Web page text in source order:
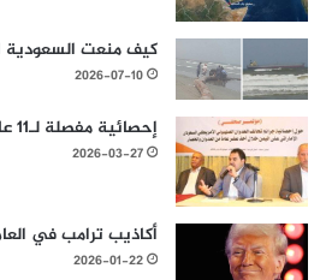
كيف منعت السعودية
2026-07-10
إحصائية مفصلة لـ11 عاماً من العدوان على اليمن
2026-03-27
أكاذيب ترامب في
2026-01-22